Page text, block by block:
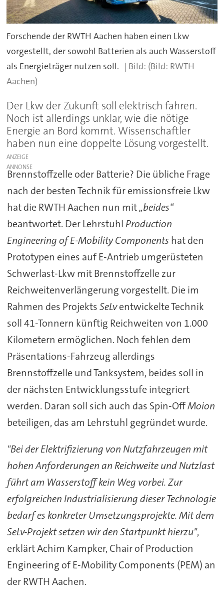
Forschende der RWTH Aachen haben einen Lkw
vorgestellt, der sowohl Batterien als auch Wasserstoff
als Energieträger nutzen soll.
(Bild: RWTH
Aachen)
Der Lkw der Zukunft soll elektrisch fahren.
Noch ist allerdings unklar, wie die nötige
Energie an Bord kommt. Wissenschaftler
haben nun eine doppelte Lösung vorgestellt.
ANZEIGE
Brennstoffzelle oder Batterie? Die übliche Frage
nach der besten Technik für emissionsfreie Lkw
hat die RWTH Aachen nun mit„beides“
beantwortet. Der Lehrstuhl Production
Engineering of E-Mobility Components hat den
Prototypen eines auf E-Antrieb umgerüsteten
Schwerlast-Lkw mit Brennstoffzelle zur
Reichweitenverlängerung vorgestellt. Die im
Rahmen des ProjektsSeLventwickelte Technik
soll 41-Tonnern künftig Reichweiten von 1.000
Kilometern ermöglichen. Noch fehlen dem
Präsentations-Fahrzeug allerdings
Brennstoffzelle und Tanksystem, beides soll in
der nächsten Entwicklungsstufe integriert
werden. Daran soll sich auch das Spin-OffMoion
beteiligen, das am Lehrstuhl gegründet wurde.
"Bei der Elektrifizierung von Nutzfahrzeugen mit
hohen Anforderungen an Reichweite und Nutzlast
führt am Wasserstoff kein Weg vorbei. Zur
erfolgreichen Industrialisierung dieser Technologie
bedarf es konkreter Umsetzungsprojekte. Mit dem
SeLv-Projekt setzen wir den Startpunkt hierzu",
erklärt Achim Kampker, Chair of Production
Engineering of E-Mobility Components (PEM) an
der RWTH Aachen.